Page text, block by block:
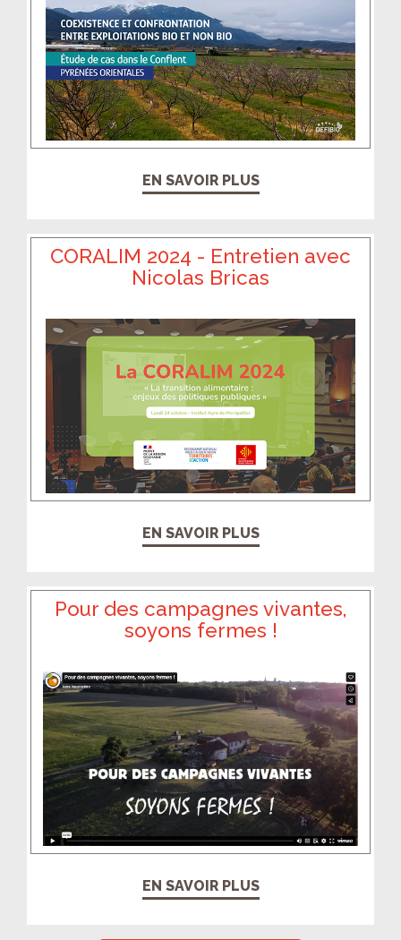
EN SAVOIR PLUS
CORALIM 2024 - Entretien avec
Nicolas Bricas
EN SAVOIR PLUS
Pour des campagnes vivantes,
soyons fermes !
EN SAVOIR PLUS